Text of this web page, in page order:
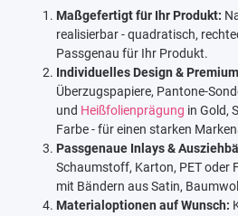
Maßgefertigt für Ihr Produkt:
realisierbar - quadratisch,
Passgenau für Ihr Produkt.
Individuelles Design &
Überzugspapiere, Pantone-
und Heißfolienprägung in Gold,
Farbe - für einen starken
Passgenaue Inlays &
Schaumstoff, Karton, PET oder
mit Bändern aus Satin,
Materialoptionen auf Wunsch: